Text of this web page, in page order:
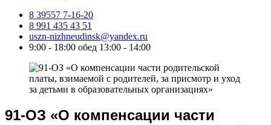
8 39557 7-16-20
8 991 435 43 51
uszn-nizhneudinsk@yandex.ru
9:00 - 18:00 обед 13:00 - 14:00
91-ОЗ «О компенсации части